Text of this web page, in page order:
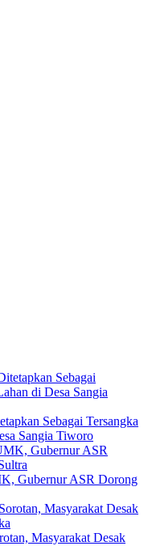
Sebagai Tersangka
Sangia Tiworo
Gubernur ASR Dorong
Masyarakat Desak